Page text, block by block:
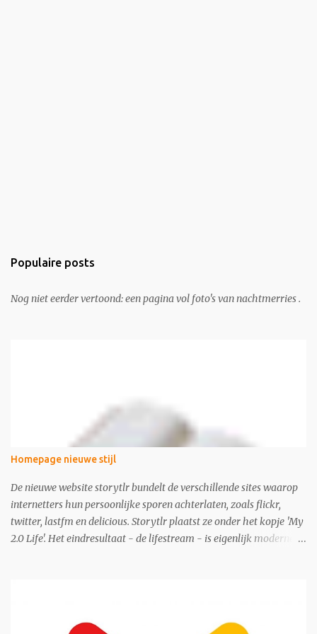
Populaire posts
Nog niet eerder vertoond: een pagina vol foto's van nachtmerries .
Homepage nieuwe stijl
De nieuwe website storytlr bundelt de verschillende sites waarop
internetters hun persoonlijke sporen achterlaten, zoals flickr,
twitter, lastfm en delicious. Storytlr plaatst ze onder het kopje 'My
2.0 Life'. Het eindresultaat - de lifestream - is eigenlijk moderne